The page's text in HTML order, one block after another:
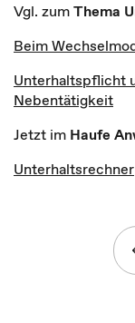
Vgl. zumThema
Beim
Unterhaltspflicht
Nebentätigkeit
Jetzt im Haufe
Unterhaltsrechner